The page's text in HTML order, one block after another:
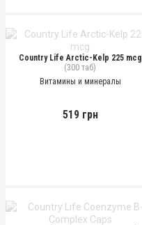
Country Life Arctic-Kelp 225 mcg
(300 таб)
Витамины и минералы
519 грн